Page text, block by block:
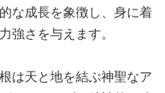
な成長を象徴し、身に着
強さを与えます。
は天と地を結ぶ神聖なア